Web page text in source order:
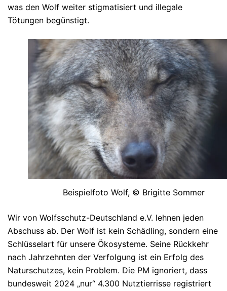
was den Wolf weiter stigmatisiert und illegale
Tötungen begünstigt.
Beispielfoto Wolf, © Brigitte Sommer
Wir von Wolfsschutz-Deutschland e.V. lehnen jeden
Abschuss ab. Der Wolf ist kein Schädling, sondern eine
Schlüsselart für unsere Ökosysteme. Seine Rückkehr
nach Jahrzehnten der Verfolgung ist ein Erfolg des
Naturschutzes, kein Problem. Die PM ignoriert, dass
bundesweit 2024 „nur“ 4.300 Nutztierrisse registriert